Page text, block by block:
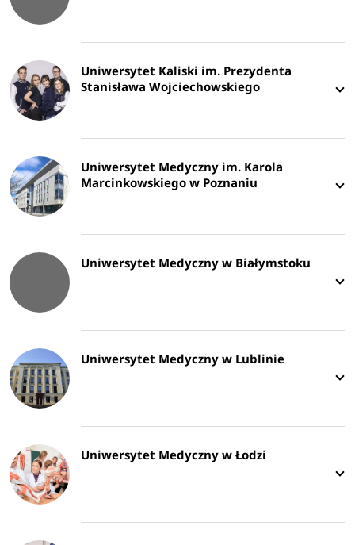
Uniwersytet Kaliski im. Prezydenta
Stanisława Wojciechowskiego
Uniwersytet Medyczny im. Karola
Marcinkowskiego w Poznaniu
Uniwersytet Medyczny w Białymstoku
Uniwersytet Medyczny w Lublinie
Uniwersytet Medyczny w Łodzi